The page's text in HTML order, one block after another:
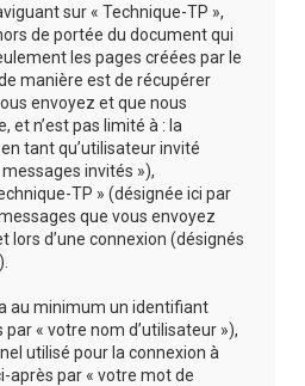
sur « Technique-TP »,
de portée du document qui
les pages créées par le
manière est de récupérer
envoyez et que nous
et n’est pas limité à : la
tant qu’utilisateur invité
invités »),
TP » (désignée ici par
que vous envoyez
lors d’une connexion (désignés
au minimum un identifiant
« votre nom d’utilisateur »),
utilisé pour la connexion à
après par « votre mot de